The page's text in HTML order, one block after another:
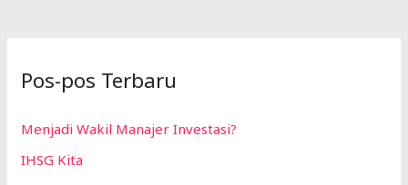
Pos-pos Terbaru
Menjadi Wakil Manajer Investasi?
IHSG Kita